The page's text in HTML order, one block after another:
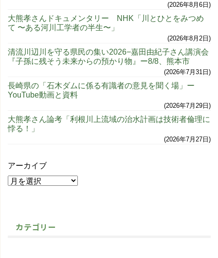
2026年8月6日
大熊孝さんドキュメンタリー NHK「川とひとをみつめ
て 〜ある河川工学者の半生〜」
2026年8月2日
清流川辺川を守る県民の集い2026−嘉田由紀子さん講演会
『子孫に残そう未来からの預かり物』ー8/8、熊本市
2026年7月31日
長崎県の「石木ダムに係る有識者の意見を聞く場」ー
YouTube動画と資料
2026年7月29日
大熊孝さん論考「利根川上流域の治水計画は技術者倫理に
悖る！」
2026年7月27日
アーカイブ
カテゴリー